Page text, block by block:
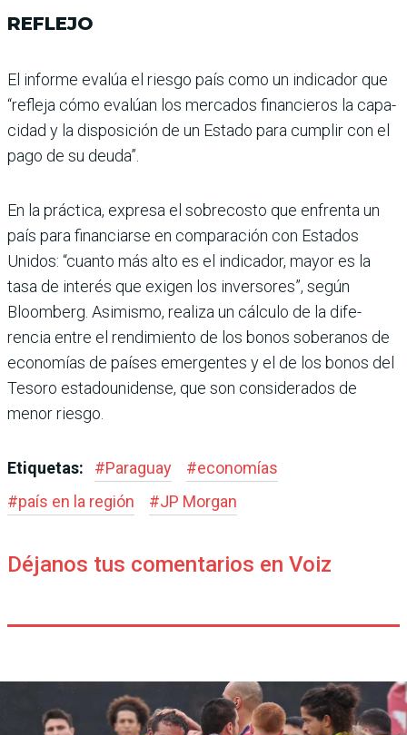
REFLEJO
El informe evalúa el riesgo país como un indicador que
“refleja cómo evalúan los mercados financieros la capa­
cidad y la disposición de un Estado para cumplir con el
pago de su deuda”.
En la práctica, expresa el sobrecosto que enfrenta un
país para financiarse en com­paración con Estados
Unidos: “cuanto más alto es el indica­dor, mayor es la
tasa de inte­rés que exigen los inversores”, según
Bloomberg. Asimismo, realiza un cálculo de la dife­
rencia entre el rendimiento de los bonos soberanos de
econo­mías de países emergentes y el de los bonos del
Tesoro esta­dounidense, que son conside­rados de
menor riesgo.
Etiquetas: #Paraguay #economías
#país en la región #JP Morgan
Déjanos tus comentarios en Voiz